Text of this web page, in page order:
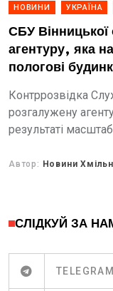
НОВИНИ УКРАЇНА
СБУ Вінницької
агентуру, яка
пологові
Контррозвідка
розгалужену
результаті
Автор: Новини
СЛІДКУЙ ЗА
TELEGRAM